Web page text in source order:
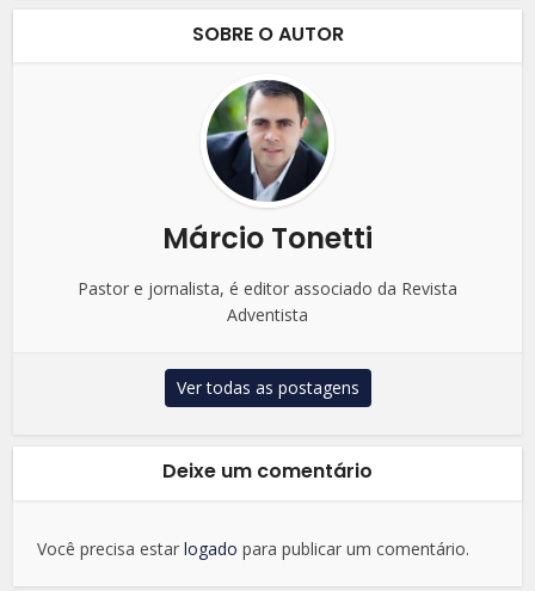
SOBRE O AUTOR
Márcio Tonetti
Pastor e jornalista, é editor associado da Revista
Adventista
Ver todas as postagens
Deixe um comentário
Você precisa estarlogado para publicar um comentário.